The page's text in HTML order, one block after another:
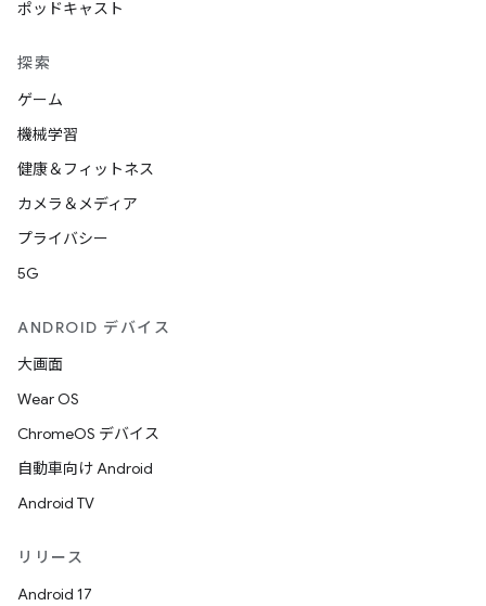
ポッドキャスト
探索
ゲーム
機械学習
健康＆フィットネス
カメラ＆メディア
プライバシー
5G
ANDROID デバイス
大画面
Wear OS
ChromeOS デバイス
自動車向け Android
Android TV
リリース
Android 17